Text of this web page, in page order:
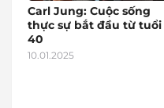
Carl Jung: Cuộc sống
thực sự bắt đầu từ tuổi
40
10.01.2025